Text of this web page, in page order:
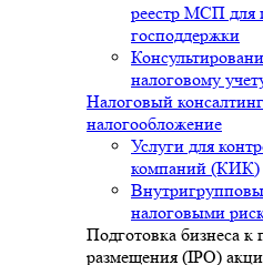
реестр МСП для
господдержки
налоговому
Налоговый
налогообложение
Услуги для
компаний (КИК)
налоговыми
Подготовка бизнеса
размещения (IPO)